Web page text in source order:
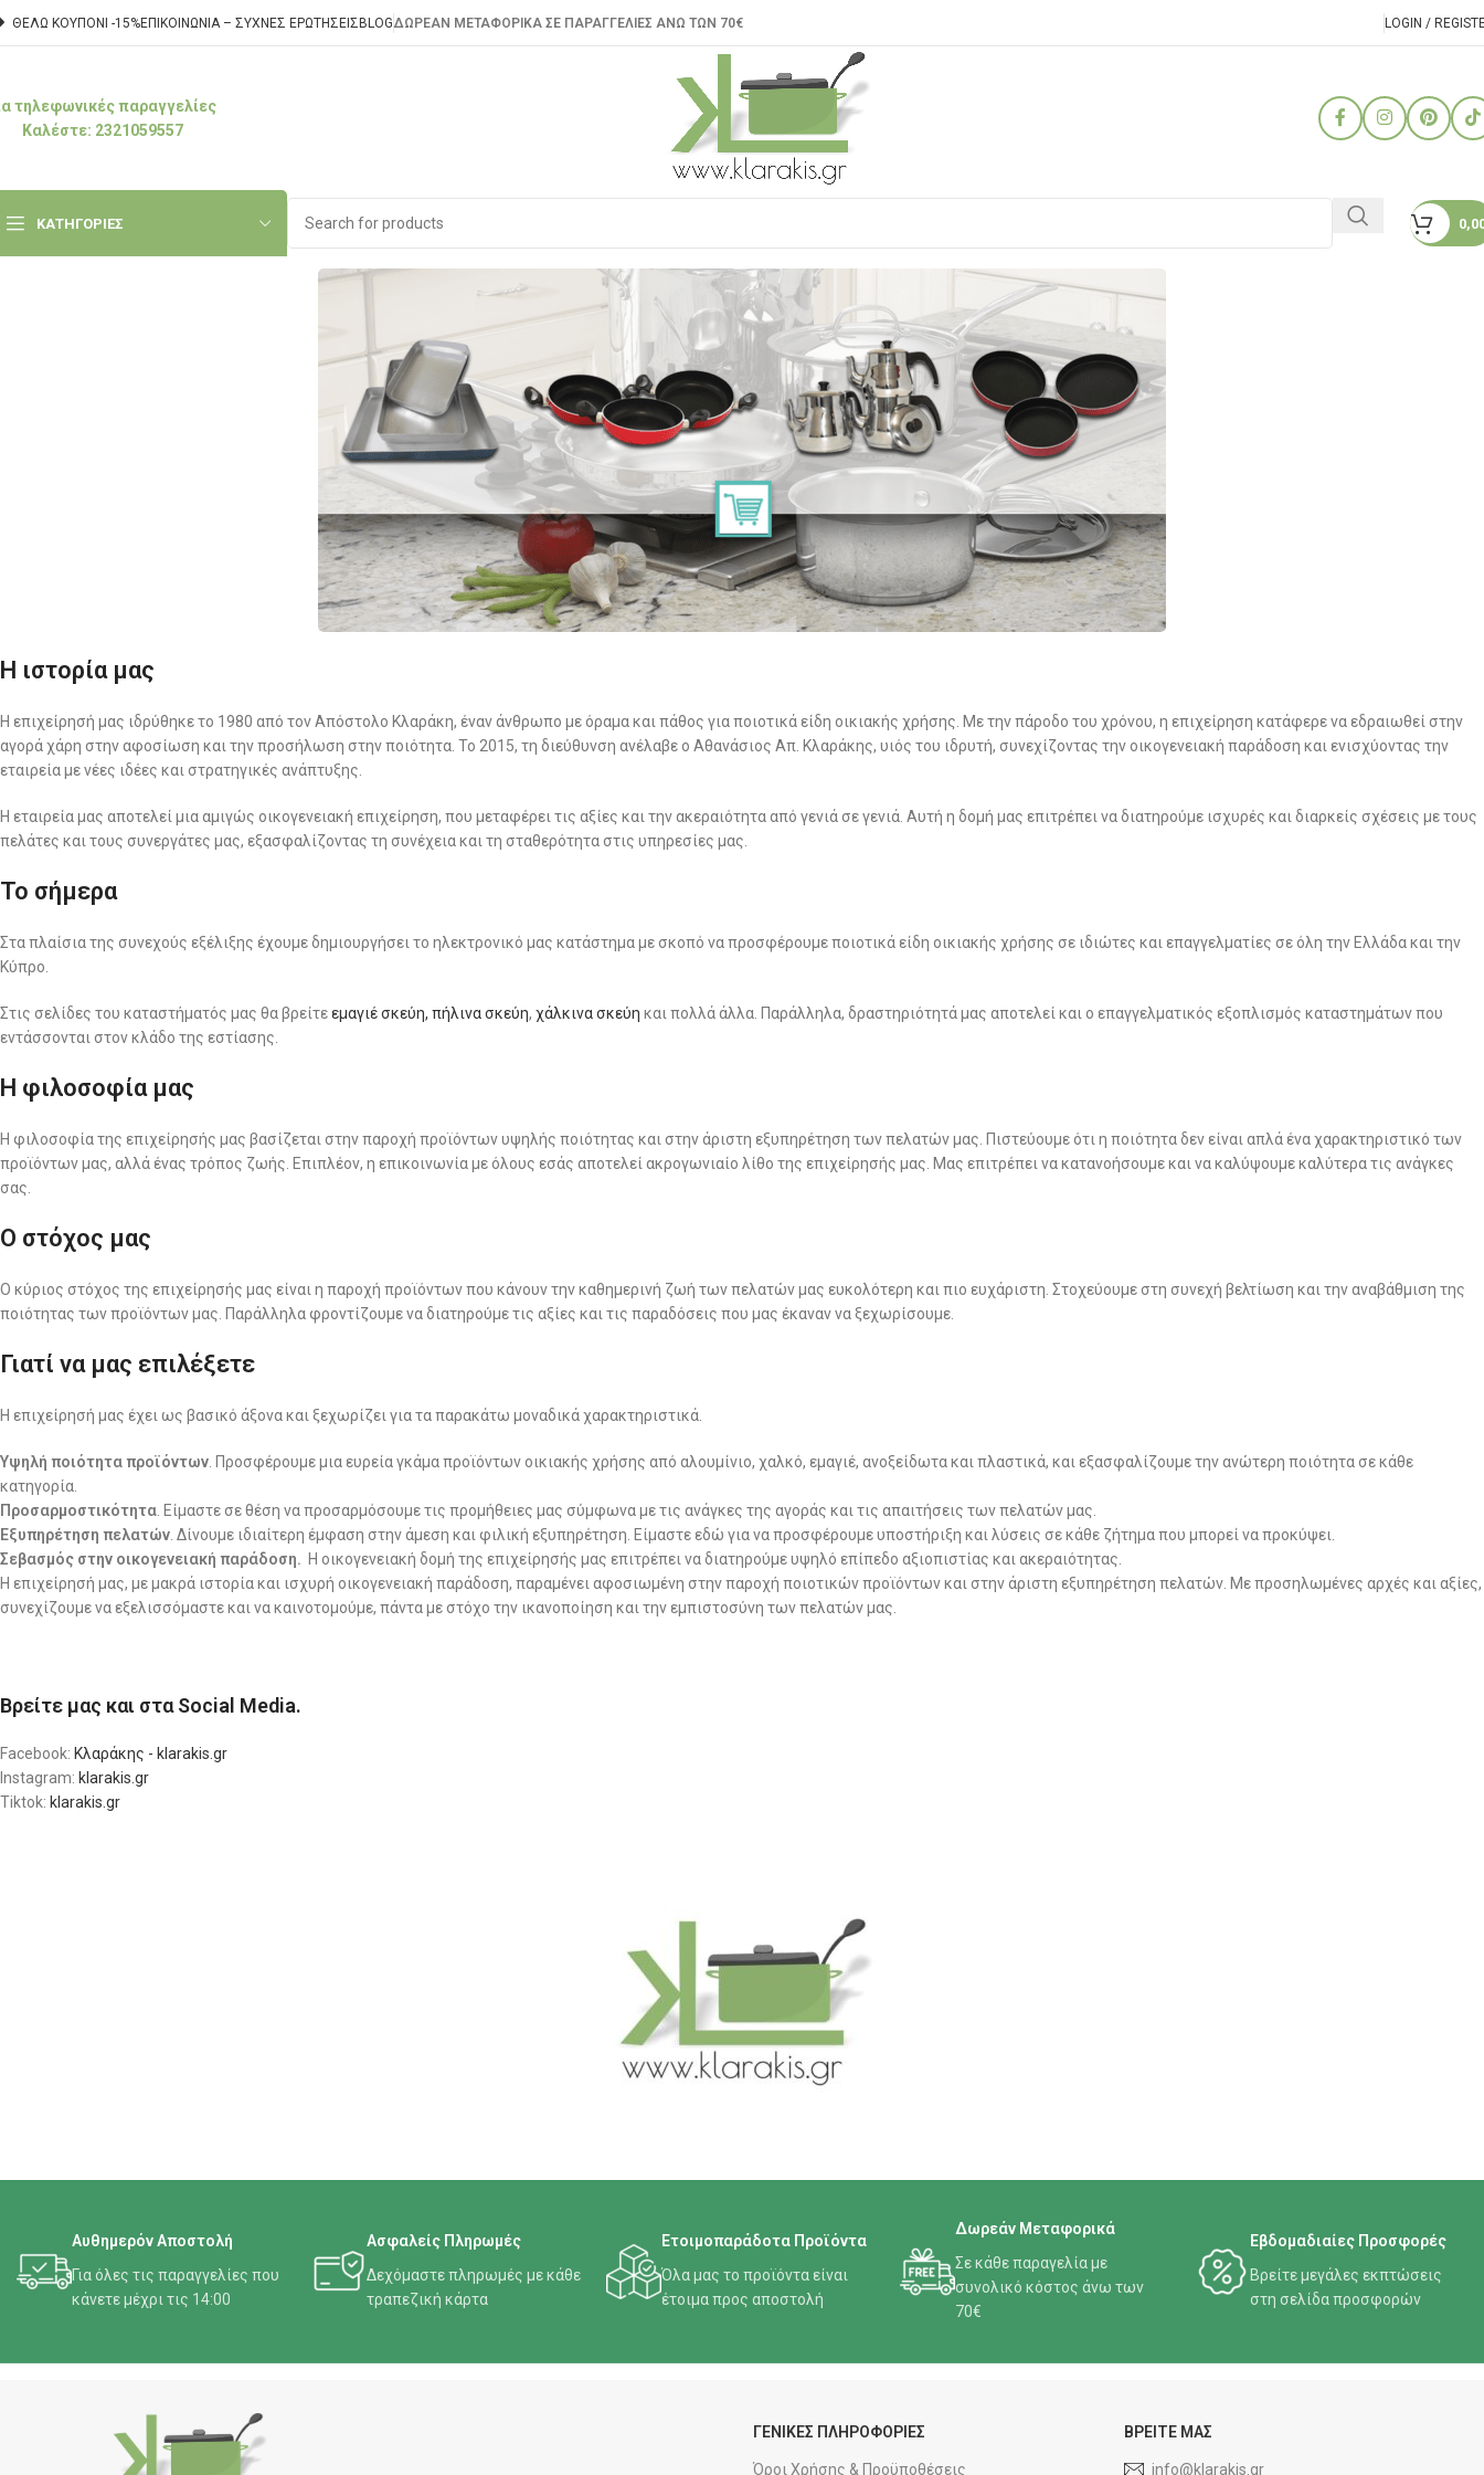
ΘΕΛΩ ΚΟΥΠΟΝΙ -15%ΕΠΙΚΟΙΝΩΝΊΑ – ΣΥΧΝΈΣ ΕΡΩΤΉΣΕΙΣBLOGΔΩΡΕΑΝ ΜΕΤΑΦΟΡΙΚΑ ΣΕ ΠΑΡΑΓΓΕΛΙΕΣ ΑΝΩ ΤΩΝ 70€ LOGIN /
τηλεφωνικές παραγγελίες
Καλέστε: 2321059557
ΚΑΤΗΓΟΡΙΕΣ
Η ιστορία μας
Η επιχείρησή μας ιδρύθηκε το 1980 από τον Απόστολο Κλαράκη, έναν άνθρωπο με όραμα και πάθος για ποιοτικά είδη οικιακής χρήσης. Με την πάροδο του χρόνου, η επιχείρηση κατάφερε να εδραιωθεί στην
αγορά χάρη στην αφοσίωση και την προσήλωση στην ποιότητα. Το 2015, τη διεύθυνση ανέλαβε ο Αθανάσιος Απ. Κλαράκης, υιός του ιδρυτή, συνεχίζοντας την οικογενειακή παράδοση και ενισχύοντας την
εταιρεία με νέες ιδέες και στρατηγικές ανάπτυξης.
Η εταιρεία μας αποτελεί μια αμιγώς οικογενειακή επιχείρηση, που μεταφέρει τις αξίες και την ακεραιότητα από γενιά σε γενιά. Αυτή η δομή μας επιτρέπει να διατηρούμε ισχυρές και διαρκείς σχέσεις με τους
πελάτες και τους συνεργάτες μας, εξασφαλίζοντας τη συνέχεια και τη σταθερότητα στις υπηρεσίες μας.
Το σήμερα
Στα πλαίσια της συνεχούς εξέλιξης έχουμε δημιουργήσει το ηλεκτρονικό μας κατάστημα με σκοπό να προσφέρουμε ποιοτικά είδη οικιακής χρήσης σε ιδιώτες και επαγγελματίες σε όλη την Ελλάδα και την
Κύπρο.
Στις σελίδες του καταστήματός μας θα βρείτεεμαγιέ σκεύη, πήλινα σκεύη, χάλκινα σκεύη και πολλά άλλα. Παράλληλα, δραστηριότητά μας αποτελεί και ο επαγγελματικός εξοπλισμός καταστημάτων που
εντάσσονται στον κλάδο της εστίασης.
Η φιλοσοφία μας
Η φιλοσοφία της επιχείρησής μας βασίζεται στην παροχή προϊόντων υψηλής ποιότητας και στην άριστη εξυπηρέτηση των πελατών μας. Πιστεύουμε ότι η ποιότητα δεν είναι απλά ένα χαρακτηριστικό των
προϊόντων μας, αλλά ένας τρόπος ζωής. Επιπλέον, η επικοινωνία με όλους εσάς αποτελεί ακρογωνιαίο λίθο της επιχείρησής μας. Μας επιτρέπει να κατανοήσουμε και να καλύψουμε καλύτερα τις ανάγκες
σας.
Ο στόχος μας
Ο κύριος στόχος της επιχείρησής μας είναι η παροχή προϊόντων που κάνουν την καθημερινή ζωή των πελατών μας ευκολότερη και πιο ευχάριστη. Στοχεύουμε στη συνεχή βελτίωση και την αναβάθμιση της
ποιότητας των προϊόντων μας. Παράλληλα φροντίζουμε να διατηρούμε τις αξίες και τις παραδόσεις που μας έκαναν να ξεχωρίσουμε.
Γιατί να μας επιλέξετε
Η επιχείρησή μας έχει ως βασικό άξονα και ξεχωρίζει για τα παρακάτω μοναδικά χαρακτηριστικά.
Υψηλή ποιότητα προϊόντων . Προσφέρουμε μια ευρεία γκάμα προϊόντων οικιακής χρήσης από αλουμίνιο, χαλκό, εμαγιέ, ανοξείδωτα και πλαστικά, και εξασφαλίζουμε την ανώτερη ποιότητα σε κάθε
κατηγορία.
Προσαρμοστικότητα . Είμαστε σε θέση να προσαρμόσουμε τις προμήθειες μας σύμφωνα με τις ανάγκες της αγοράς και τις απαιτήσεις των πελατών μας.
Εξυπηρέτηση πελατών . Δίνουμε ιδιαίτερη έμφαση στην άμεση και φιλική εξυπηρέτηση. Είμαστε εδώ για να προσφέρουμε υποστήριξη και λύσεις σε κάθε ζήτημα που μπορεί να προκύψει.
Σεβασμός στην οικογενειακή παράδοση. Η οικογενειακή δομή της επιχείρησής μας επιτρέπει να διατηρούμε υψηλό επίπεδο αξιοπιστίας και ακεραιότητας.
Η επιχείρησή μας, με μακρά ιστορία και ισχυρή οικογενειακή παράδοση, παραμένει αφοσιωμένη στην παροχή ποιοτικών προϊόντων και στην άριστη εξυπηρέτηση πελατών. Με προσηλωμένες αρχές και αξίες,
συνεχίζουμε να εξελισσόμαστε και να καινοτομούμε, πάντα με στόχο την ικανοποίηση και την εμπιστοσύνη των πελατών μας.
Βρείτε μας και στα Social Media.
Facebook: Κλαράκης - klarakis.gr
Instagram: klarakis.gr
Tiktok: klarakis.gr
Αυθημερόν Αποστολή
Για όλες τις παραγγελίες που
κάνετε μέχρι τις 14:00
Ασφαλείς Πληρωμές
Δεχόμαστε πληρωμές με κάθε
τραπεζική κάρτα
Ετοιμοπαράδοτα Προϊόντα
Όλα μας το προϊόντα είναι
έτοιμα προς αποστολή
Δωρεάν Μεταφορικά
Σε κάθε παραγελία με
συνολικό κόστος άνω των
70€
Εβδομαδιαίες Προσφορές
Βρείτε μεγάλες εκπτώσεις
στη σελίδα προσφορών
ΓΕΝΙΚΕΣ ΠΛΗΡΟΦΟΡΙΕΣ
Όροι Χρήσης & Προϋποθέσεις
ΒΡΕΙΤΕ ΜΑΣ
info@klarakis.gr